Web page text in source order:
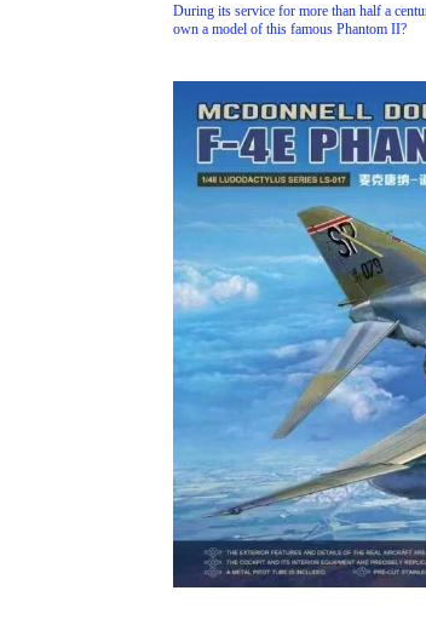
During its service for more than half a
own a model of this famous Phantom II?